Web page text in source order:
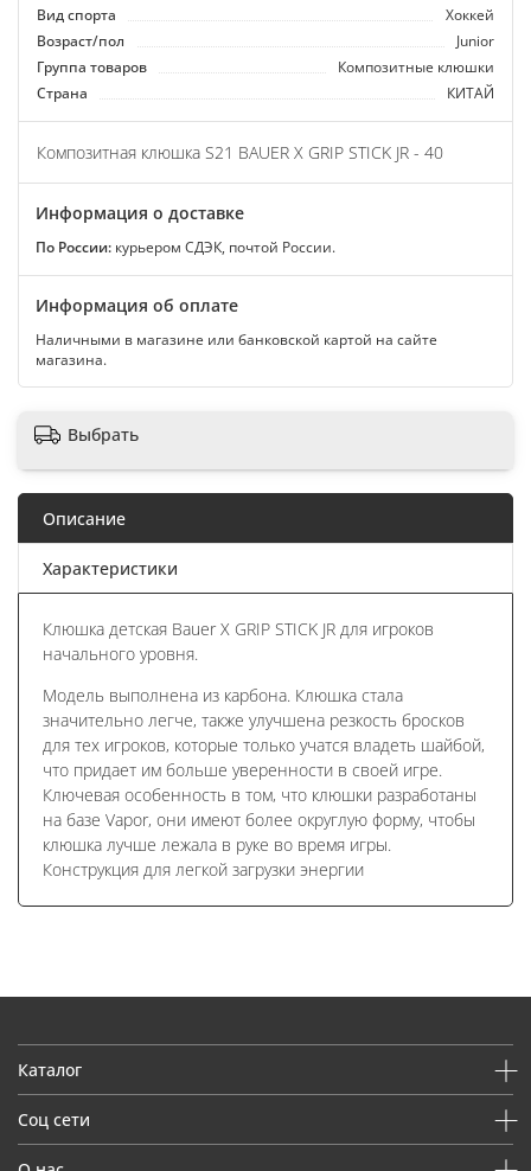
Вид спорта
Хоккей
Возраст/пол
Junior
Группа товаров
Композитные клюшки
Страна
КИТАЙ
Композитная клюшка S21 BAUER X GRIP STICK JR - 40
Информация о доставке
По России: курьером СДЭК, почтой России.
Информация об оплате
Наличными в магазине или банковской картой на сайте
магазина.
Выбрать
Описание
Характеристики
Клюшка детская Bauer X GRIP STICK JR для игроков
начального уровня.
Модель выполнена из карбона. Клюшка стала
значительно легче, также улучшена резкость бросков
для тех игроков, которые только учатся владеть шайбой,
что придает им больше уверенности в своей игре.
Ключевая особенность в том, что клюшки разработаны
на базе Vapor, они имеют более округлую форму, чтобы
клюшка лучше лежала в руке во время игры.
Конструкция для легкой загрузки энергии
Каталог
Соц сети